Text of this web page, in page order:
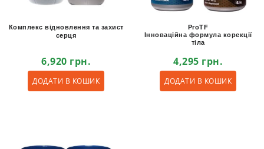
Комплекс відновлення та захист
серця
6,920 грн.
ДОДАТИ В КОШИК
ProTF
Інноваційна формула корекції
тіла
4,295 грн.
ДОДАТИ В КОШИК